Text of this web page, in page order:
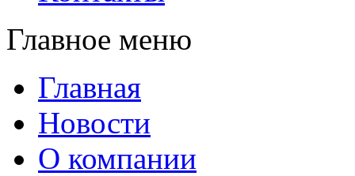
Главное меню
Главная
Новости
О компании